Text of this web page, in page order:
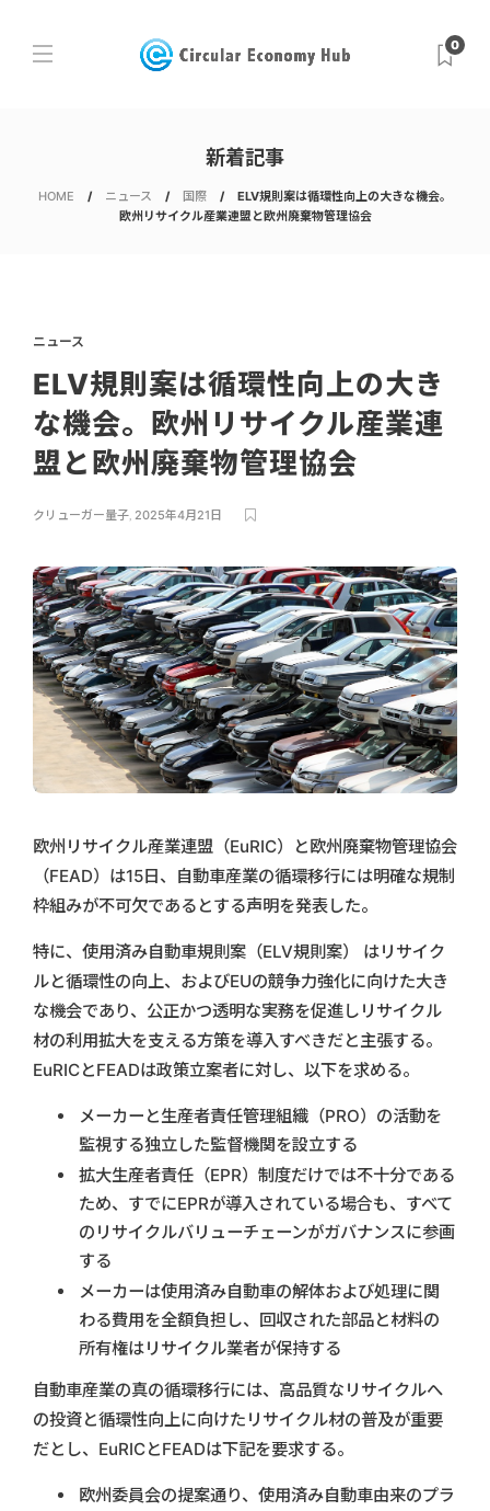
0
新着記事
HOME ニュース 国際
ELV規則案は循環性向上の大きな機会。
欧州リサイクル産業連盟と欧州廃棄物管理協会
ニュース
ELV規則案は循環性向上の大き
な機会。欧州リサイクル産業連
盟と欧州廃棄物管理協会
クリューガー量子, 2025年4月21日
欧州リサイクル産業連盟（EuRIC）と欧州廃棄物管理協会
（FEAD）は15日、自動車産業の循環移行には明確な規制
枠組みが不可欠であるとする声明を発表した。
特に、使用済み自動車規則案（ELV規則案） はリサイク
ルと循環性の向上、およびEUの競争力強化に向けた大き
な機会であり、公正かつ透明な実務を促進しリサイクル
材の利用拡大を支える方策を導入すべきだと主張する。
EuRICとFEADは政策立案者に対し、以下を求める。
メーカーと生産者責任管理組織（PRO）の活動を
監視する独立した監督機関を設立する
拡大生産者責任（EPR）制度だけでは不十分である
ため、すでにEPRが導入されている場合も、すべて
のリサイクルバリューチェーンがガバナンスに参画
する
メーカーは使用済み自動車の解体および処理に関
わる費用を全額負担し、回収された部品と材料の
所有権はリサイクル業者が保持する
自動車産業の真の循環移行には、高品質なリサイクルへ
の投資と循環性向上に向けたリサイクル材の普及が重要
だとし、EuRICとFEADは下記を要求する。
欧州委員会の提案通り、使用済み自動車由来のプラ